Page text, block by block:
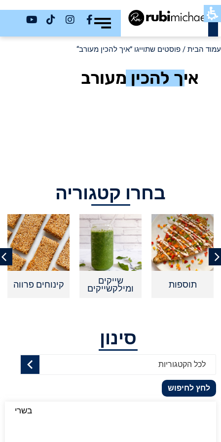
כשר
עמוד הבית / פוסטים שתוייגו ”איך להכין מעורב“
איך להכין מעורב
בחרו קטגוריה
תוספות שייקים
ומילקשייקים קינוחים פרווה
סינון
לכל הקטגוריות
לחץ לחיפוש
בשרי